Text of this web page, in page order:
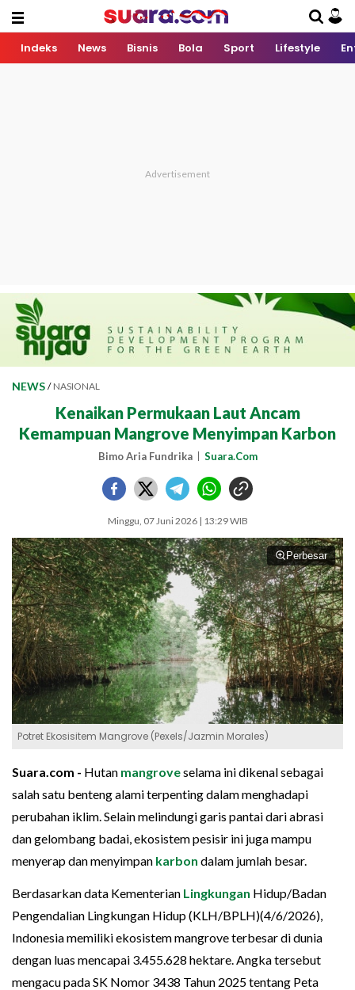
Indeks News Bisnis Bola Sport Lifestyle
NEWS / NASIONAL
Kenaikan Permukaan Laut Ancam
Kemampuan Mangrove Menyimpan Karbon
Bimo Aria Fundrika Suara.Com
Minggu, 07 Juni 2026 | 13:29 WIB
Perbesar
Potret Ekosisitem Mangrove (Pexels/Jazmin Morales)
Suara.com - Hutan mangroveselama ini dikenal sebagai
salah satu benteng alami terpenting dalam menghadapi
perubahan iklim. Selain melindungi garis pantai dari abrasi
dan gelombang badai, ekosistem pesisir ini juga mampu
menyerap dan menyimpan karbon dalam jumlah besar.
Berdasarkan data Kementerian Lingkungan Hidup/Badan
Pengendalian Lingkungan Hidup (KLH/BPLH)(4/6/2026),
Indonesia memiliki ekosistem mangrove terbesar di dunia
dengan luas mencapai 3.455.628 hektare. Angka tersebut
mengacu pada SK Nomor 3438 Tahun 2025 tentang Peta